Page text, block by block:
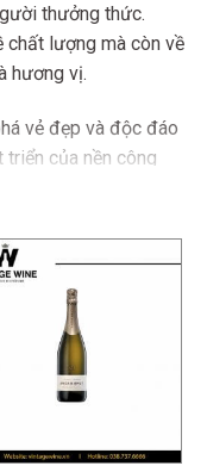
thưởng thức.
chất lượng mà còn về
hương vị.
vẻ đẹp và độc đáo
triển của nền công
sản xuất rượu vang
vị đặc biệt của
hào của đất nước
của Rượu